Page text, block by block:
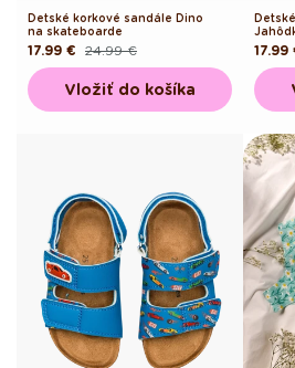
Detské korkové sandále Dino
na skateboarde
Pôvodná
cena
24.99 €
Akciová
cena
17.99 €
Vložiť do košíka
cena
cena
17.99